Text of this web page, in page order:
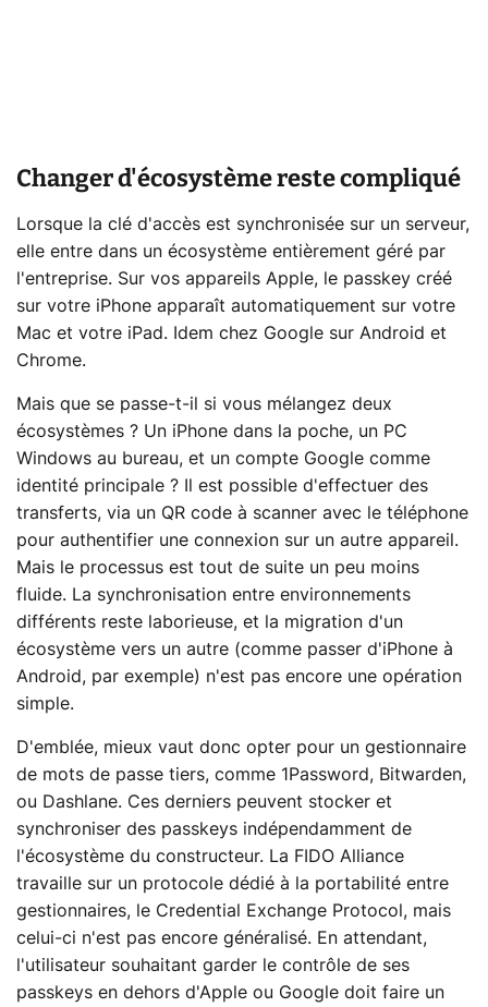
Changer d'écosystème reste compliqué
Lorsque la clé d'accès est synchronisée sur un serveur,
elle entre dans un écosystème entièrement géré par
l'entreprise. Sur vos appareils Apple, le passkey créé
sur votre iPhone apparaît automatiquement sur votre
Mac et votre iPad. Idem chez Google sur Android et
Chrome.
Mais que se passe-t-il si vous mélangez deux
écosystèmes ? Un iPhone dans la poche, un PC
Windows au bureau, et un compte Google comme
identité principale ? Il est possible d'effectuer des
transferts, via un QR code à scanner avec le téléphone
pour authentifier une connexion sur un autre appareil.
Mais le processus est tout de suite un peu moins
fluide. La synchronisation entre environnements
différents reste laborieuse, et la migration d'un
écosystème vers un autre (comme passer d'iPhone à
Android, par exemple) n'est pas encore une opération
simple.
D'emblée, mieux vaut donc opter pour un gestionnaire
de mots de passe tiers, comme 1Password, Bitwarden,
ou Dashlane. Ces derniers peuvent stocker et
synchroniser des passkeys indépendamment de
l'écosystème du constructeur. La FIDO Alliance
travaille sur un protocole dédié à la portabilité entre
gestionnaires, le Credential Exchange Protocol, mais
celui-ci n'est pas encore généralisé. En attendant,
l'utilisateur souhaitant garder le contrôle de ses
passkeys en dehors d'Apple ou Google doit faire un